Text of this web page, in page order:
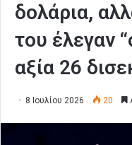
δολάρια,
του έλεγαν
αξία 26
8 Ιουλίου 2026 20